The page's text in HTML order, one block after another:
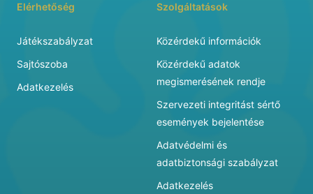
Elérhetőség
Játékszabályzat
Sajtószoba
Adatkezelés
Szolgáltatások
Közérdekű információk
Közérdekű adatok
megismerésének rendje
Szervezeti integritást sértő
események bejelentése
Adatvédelmi és
adatbiztonsági szabályzat
Adatkezelés